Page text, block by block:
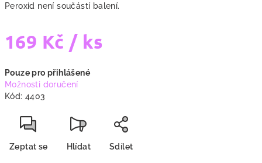
Peroxid není součástí balení.
169 Kč / ks
cena:
Pouze pro přihlášené
Možnosti doručení
Kód: 4403
Zeptat se Hlídat Sdílet